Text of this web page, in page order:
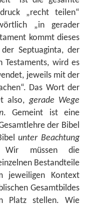
„recht teilen“
„in gerader
kommt dieses
Septuaginta, der
Testaments, wird es
jeweils mit der
Das Wort der
also,gerade Wege
. Gemeint ist eine
der Bibel
unter Beachtung
Wir müssen die
Bestandteile
jeweiligen Kontext
Gesamtbildes
Platz stellen. Wie